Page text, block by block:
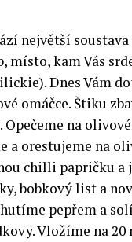
největší
místo, kam Vás
Dnes Vám
omáčce. Štiku
Opečeme na
a orestujeme na
chilli papričku a
bobkový list a
pepřem a
Vložíme na